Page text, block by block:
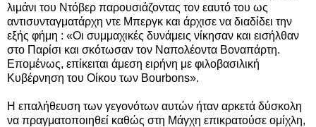
λιμάνι του Ντόβερ παρουσιάζοντας τον εαυτό του ως
αντισυνταγματάρχη ντε Μπεργκ και άρχισε να διαδίδει την
εξής φήμη : «Οι συμμαχικές δυνάμεις νίκησαν και εισήλθαν
στο Παρίσι και σκότωσαν τον Ναπολέοντα Βοναπάρτη.
Επομένως, επίκειται άμεση ειρήνη με φιλοβασιλική
Κυβέρνηση του Οίκου των Βourbons».
Η επαλήθευση των γεγονότων αυτών ήταν αρκετά δύσκολη
να πραγματοποιηθεί καθώς στη Μάγχη επικρατούσε ομίχλη,